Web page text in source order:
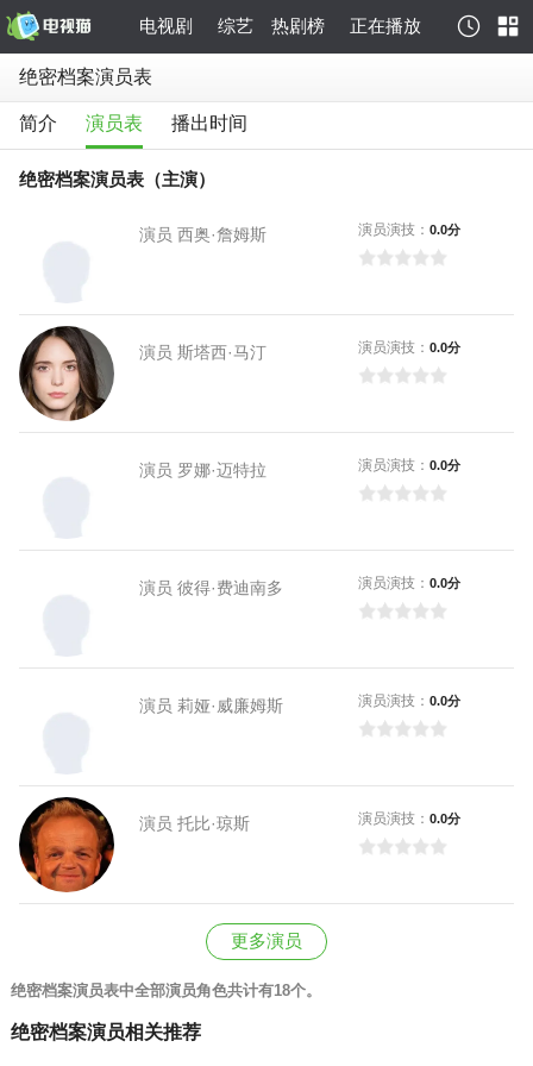
电视剧 综艺 热剧榜 正在播放
绝密档案演员表
简介 演员表 播出时间
绝密档案演员表（主演）
演员 西奥·詹姆斯 演员演技：0.0分
演员 斯塔西·马汀 演员演技：0.0分
演员 罗娜·迈特拉 演员演技：0.0分
演员 彼得·费迪南多 演员演技：0.0分
演员 莉娅·威廉姆斯 演员演技：0.0分
演员 托比·琼斯 演员演技：0.0分
更多演员
绝密档案演员表中全部演员角色共计有18个。
绝密档案演员相关推荐